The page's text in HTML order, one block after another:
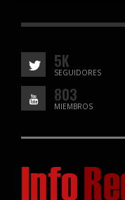
5K
SEGUIDORES
803
MIEMBROS